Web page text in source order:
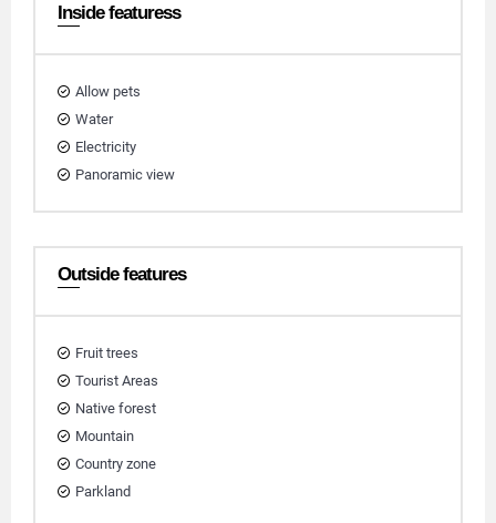
Inside featuress
Allow pets
Water
Electricity
Panoramic view
Outside features
Fruit trees
Tourist Areas
Native forest
Mountain
Country zone
Parkland